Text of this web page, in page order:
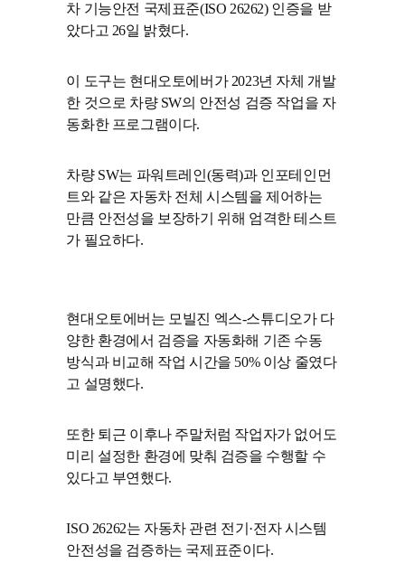
차 기능안전 국제표준(ISO 26262) 인증을 받
았다고 26일 밝혔다.
이 도구는 현대오토에버가 2023년 자체 개발
한 것으로 차량 SW의 안전성 검증 작업을 자
동화한 프로그램이다.
차량 SW는 파워트레인(동력)과 인포테인먼
트와 같은 자동차 전체 시스템을 제어하는
만큼 안전성을 보장하기 위해 엄격한 테스트
가 필요하다.
현대오토에버는 모빌진 엑스-스튜디오가 다
양한 환경에서 검증을 자동화해 기존 수동
방식과 비교해 작업 시간을 50% 이상 줄였다
고 설명했다.
또한 퇴근 이후나 주말처럼 작업자가 없어도
미리 설정한 환경에 맞춰 검증을 수행할 수
있다고 부연했다.
ISO 26262는 자동차 관련 전기·전자 시스템
안전성을 검증하는 국제표준이다.